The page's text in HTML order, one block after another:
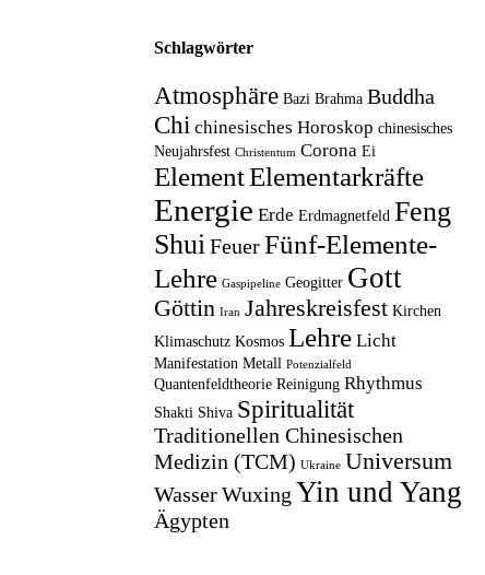
Schlagwörter
Atmosphäre Bazi Brahma Buddha
Chi chinesisches Horoskop chinesisches
Neujahrsfest Christentum Corona Ei
ElementElementarkräfte
Energie Erde Erdmagnetfeld Feng
Shui Feuer Fünf-Elemente-
Lehre Gaspipeline Geogitter Gott
Göttin Iran Jahreskreisfest Kirchen
Klimaschutz Kosmos Lehre Licht
Manifestation Metall Potenzialfeld
Quantenfeldtheorie Reinigung Rhythmus
Shakti Shiva Spiritualität
Traditionellen Chinesischen
Medizin (TCM) Ukraine Universum
Wasser Wuxing Yin und Yang
Ägypten